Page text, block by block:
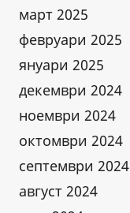
март 2025
февруари 2025
януари 2025
декември 2024
ноември 2024
октомври 2024
септември 2024
август 2024